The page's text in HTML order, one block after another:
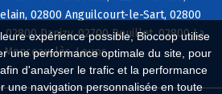
expérience possible, Biocoop utilise
une performance optimale du site, pour
d'analyser le trafic et la performance
une navigation personnalisée en toute
02800 Anguilcourt-le-Sart, 02800
02800 Danizy, 02700 Deuillet, 02800 La
Monceau-lès-Leups